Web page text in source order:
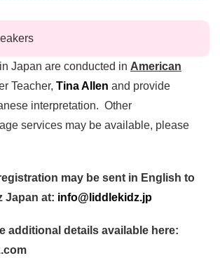
Japan are conducted in American
Teacher, Tina Allen and provide
interpretation. Other
services may be available, please
may be sent in English to
Japan at: info@liddlekidz.jp
additional details available here: